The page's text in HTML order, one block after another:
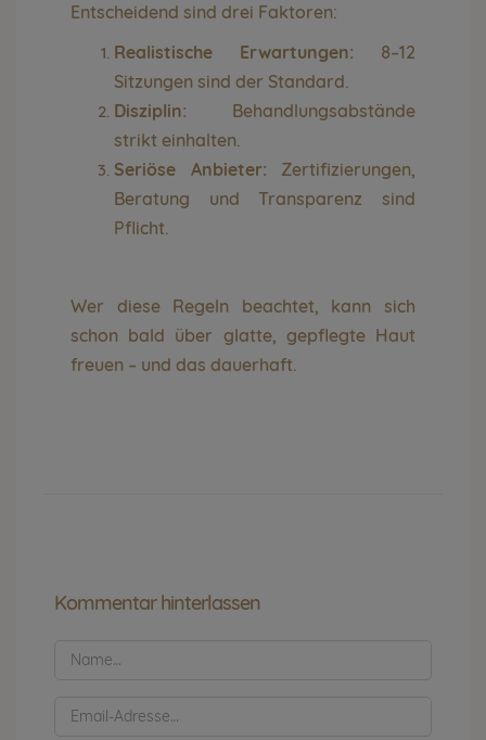
Entscheidend sind drei Faktoren:
Realistische Erwartungen: 8–12
Sitzungen sind der Standard.
Disziplin: Behandlungsabstände
strikt einhalten.
Seriöse Anbieter: Zertifizierungen,
Beratung und Transparenz sind
Pflicht.
Wer diese Regeln beachtet, kann sich
schon bald über glatte, gepflegte Haut
freuen – und das dauerhaft.
Kommentar hinterlassen